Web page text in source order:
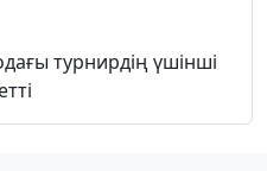
турнирдің үшінші